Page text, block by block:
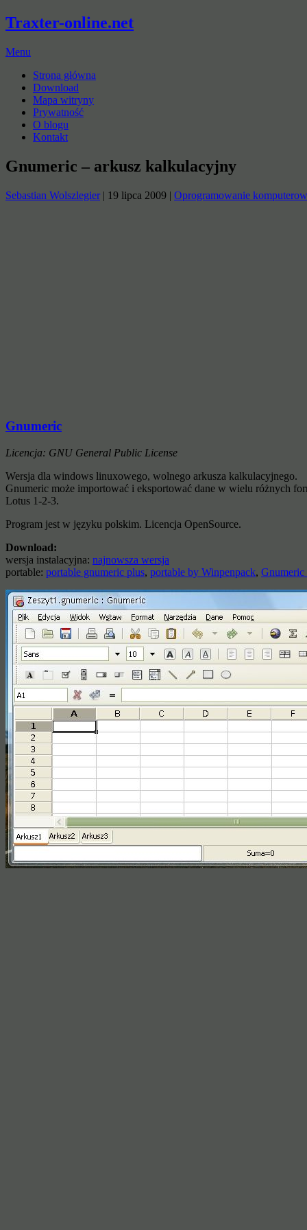
Traxter-online.net
Menu
Strona główna
Download
Mapa witryny
Prywatność
O blogu
Kontakt
Gnumeric – arkusz kalkulacyjny
Sebastian Wolszlegier| 19 lipca 2009 | Oprogramowanie
Gnumeric
Licencja: GNU General Public License
Wersja dla windows linuxowego, wolnego arkusza kalkulacyjnego.
Gnumeric może importować i eksportować dane w wielu różnych
Lotus 1-2-3.
Program jest w języku polskim. Licencja OpenSource.
Download:
wersja instalacyjna: najnowsza wersja
portable: portable gnumeric plus, portable by Winpenpack, Gnumeric